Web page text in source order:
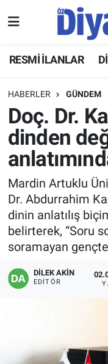
RESMİ İLANLAR
HABERLER GÜNDEM
Doç. Dr.
dinden
Mardin Artuklu
Dr. Abdurrahim
dinin anlatılış
belirterek, “Soru
soramayan
DİLEK AKİN
EDITÖR
ASAYİŞ
DİYARBAKIR
EKONOMİ
BÖLGE
DÜNYA
POLİTİKA
Hava Durumu
Namaz Vakitleri
Trafik Durumu
Tüm Manşetler
Son Dakika